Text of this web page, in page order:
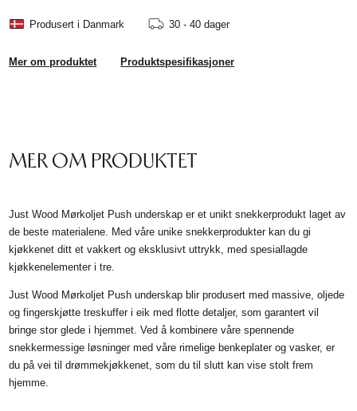
Produsert i Danmark 30 - 40 dager
Mer om produktet Produktspesifikasjoner
MER OM PRODUKTET
Just Wood Mørkoljet Push underskap er et unikt snekkerprodukt laget av
de beste materialene. Med våre unike snekkerprodukter kan du gi
kjøkkenet ditt et vakkert og eksklusivt uttrykk, med spesiallagde
kjøkkenelementer i tre.
Just Wood Mørkoljet Push underskap blir produsert med massive, oljede
og fingerskjøtte treskuffer i eik med flotte detaljer, som garantert vil
bringe stor glede i hjemmet. Ved å kombinere våre spennende
snekkermessige løsninger med våre rimelige benkeplater og vasker, er
du på vei til drømmekjøkkenet, som du til slutt kan vise stolt frem
hjemme.